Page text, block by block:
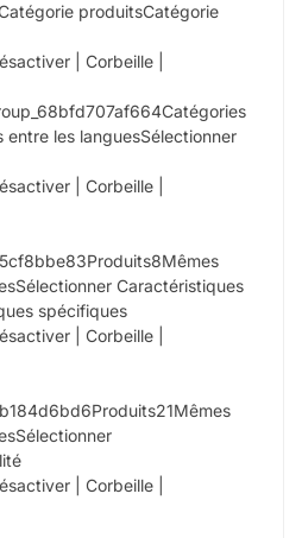
produitsCatégorie
| Corbeille |
entre les languesSélectionner
| Corbeille |
Caractéristiques
spécifiques
| Corbeille |
| Corbeille |